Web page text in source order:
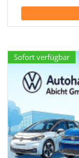
Sofort verfügbar